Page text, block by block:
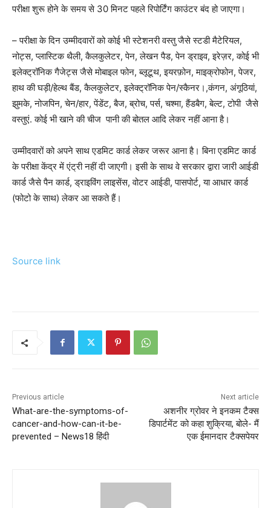
परीक्षा शुरू होने के समय से 30 मिनट पहले रिपोर्टिंग काउंटर बंद हो जाएगा।
– परीक्षा के दिन उम्मीदवारों को कोई भी स्टेशनरी वस्तु जैसे स्टडी मैटेरियल,
नोट्स, प्लास्टिक थैली, कैलकुलेटर, पेन, लेखन पैड, पेन ड्राइव, इरेज़र, कोई भी
इलेक्ट्रॉनिक गैजेट्स जैसे मोबाइल फोन, ब्लूटूथ, इयरफ़ोन, माइक्रोफोन, पेजर,
हाथ की घड़ी/हेल्थ बैंड, कैलकुलेटर, इलेक्ट्रॉनिक पेन/स्कैनर।,कंगन, अंगूठियां,
झुमके, नोजपिन, चेन/हार, पेंडेंट, बैज, ब्रोच, पर्स, चश्मा, हैंडबैग, बेल्ट, टोपी जैसे
वस्तुएं. कोई भी खाने की चीज पानी की बोतल आदि लेकर नहीं आना है।
उम्मीदवारों को अपने साथ एडमिट कार्ड लेकर जरूर आना है। बिना एडमिट कार्ड
के परीक्षा केंद्र में एंट्री नहीं दी जाएगी। इसी के साथ वे सरकार द्वारा जारी आईडी
कार्ड जैसे पैन कार्ड, ड्राइविंग लाइसेंस, वोटर आईडी, पासपोर्ट, या आधार कार्ड
(फोटो के साथ) लेकर आ सकते हैं।
Source link
Previous article
What-are-the-symptoms-of-
cancer-and-how-can-it-be-
prevented – News18 हिंदी
Next article
अशनीर ग्रोवर ने इनकम टैक्स
डिपार्टमेंट को कहा शुक्रिया, बोले- मैं
एक ईमानदार टैक्सपेयर